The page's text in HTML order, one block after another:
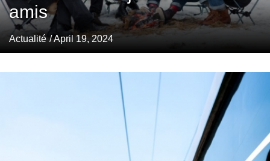
amis
Actualité / April 19, 2024